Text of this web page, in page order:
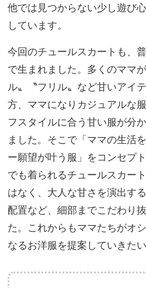
他では見つからない少し遊び
しています。
今回のチュールスカートも、
で生まれました。多くのママ
ル〟〝フリル〟など甘いアイ
方、ママになりカジュアルな
フスタイルに合う甘い服が分
ました。そこで「ママの生活
ー願望が叶う服」をコンセプ
でも着られるチュールスカー
はなく、大人な甘さを演出す
配置など、細部までこだわり
た。これからもママたちがオ
なるお洋服を提案していきたい